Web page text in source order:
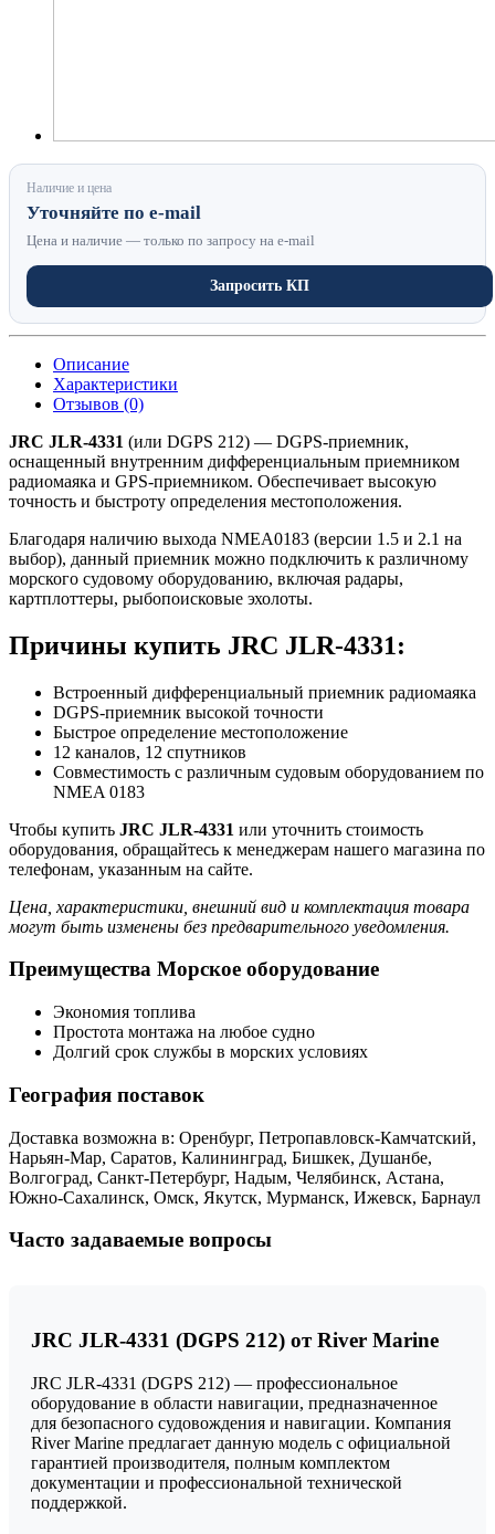
Наличие и цена
Уточняйте по e-mail
Цена и наличие — только по запросу на e-mail
Запросить КП
Описание
Характеристики
Отзывов (0)
JRC JLR-4331 (или DGPS 212) — DGPS-приемник,
оснащенный внутренним дифференциальным приемником
радиомаяка и GPS-приемником. Обеспечивает высокую
точность и быстроту определения местоположения.
Благодаря наличию выхода NMEA0183 (версии 1.5 и 2.1 на
выбор), данный приемник можно подключить к различному
морского судовому оборудованию, включая радары,
картплоттеры, рыбопоисковые эхолоты.
Причины купить JRC JLR-4331:
Встроенный дифференциальный приемник радиомаяка
DGPS-приемник высокой точности
Быстрое определение местоположение
12 каналов, 12 спутников
Совместимость с различным судовым оборудованием по
NMEA 0183
Чтобы купить JRC JLR-4331 или уточнить стоимость
оборудования, обращайтесь к менеджерам нашего магазина по
телефонам, указанным на сайте.
Цена, характеристики, внешний вид и комплектация товара
могут быть изменены без предварительного уведомления.
Преимущества Морское оборудование
Экономия топлива
Простота монтажа на любое судно
Долгий срок службы в морских условиях
География поставок
Доставка возможна в: Оренбург, Петропавловск-Камчатский,
Нарьян-Мар, Саратов, Калининград, Бишкек, Душанбе,
Волгоград, Санкт-Петербург, Надым, Челябинск, Астана,
Южно-Сахалинск, Омск, Якутск, Мурманск, Ижевск, Барнаул
Часто задаваемые вопросы
JRC JLR-4331 (DGPS 212) от River Marine
JRC JLR-4331 (DGPS 212) — профессиональное
оборудование в области навигации, предназначенное
для безопасного судовождения и навигации. Компания
River Marine предлагает данную модель с официальной
гарантией производителя, полным комплектом
документации и профессиональной технической
поддержкой.